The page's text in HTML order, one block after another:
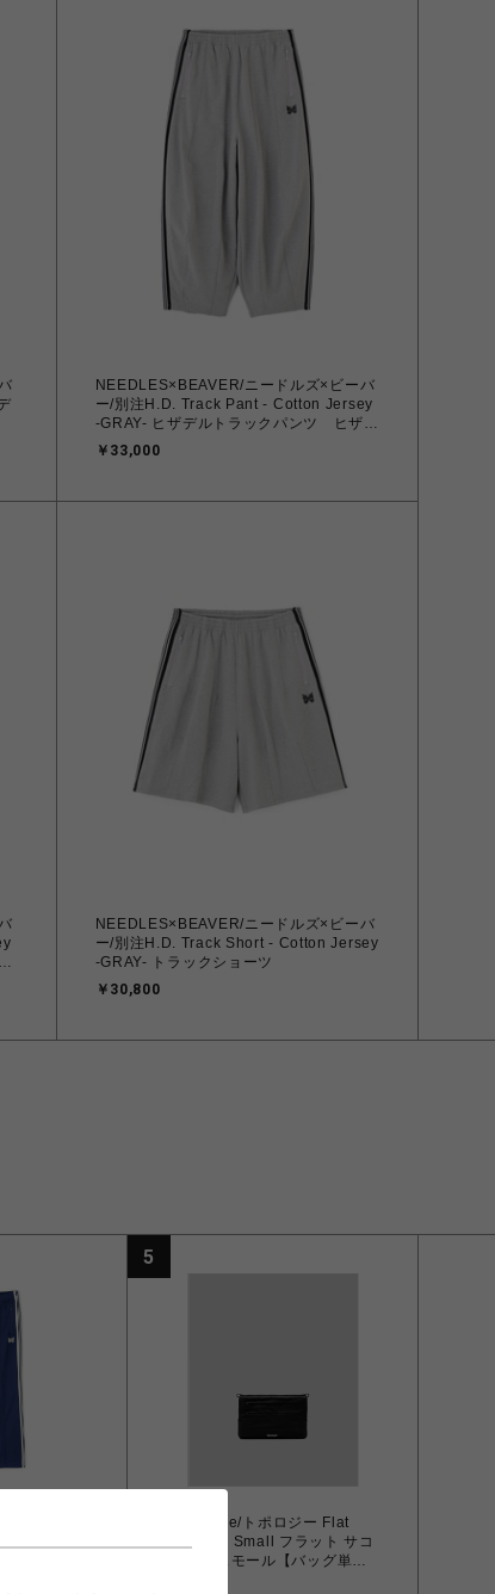
NEEDLES×BEAVER/ニードルズ×ビーバ
ー/別注H.D. Track Pant - Cotton Jersey
-GRAY- ヒザデルトラックパンツ ヒザデ
ルパンツ
￥33,000
NEEDLES×BEAVER/ニードルズ×ビーバ
ー/別注H.D. Track Short - Cotton Jersey
-GRAY- トラックショーツ
￥30,800
ニードル
5
Topologie/トポロジー Flat
Sacoche Small フラット サコ
ッシュ スモール【バッグ単